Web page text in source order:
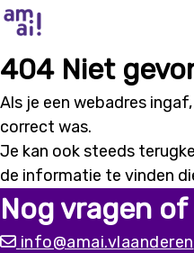
404 Niet
Als je een webadres
correct was.
Je kan ook steeds
de informatie te vinden
Nog vragen
info@amai.vlaanderen